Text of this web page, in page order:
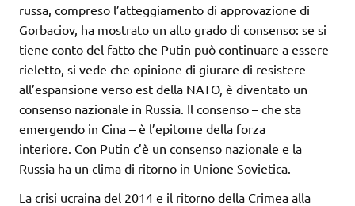
russa, compreso l’atteggiamento di approvazione di
Gorbaciov, ha mostrato un alto grado di consenso: se si
tiene conto del fatto che Putin può continuare a essere
rieletto, si vede che opinione di giurare di resistere
all’espansione verso est della NATO, è diventato un
consenso nazionale in Russia. Il consenso – che sta
emergendo in Cina – è l’epitome della forza
interiore. Con Putin c’è un consenso nazionale e la
Russia ha un clima di ritorno in Unione Sovietica.
La crisi ucraina del 2014 e il ritorno della Crimea alla